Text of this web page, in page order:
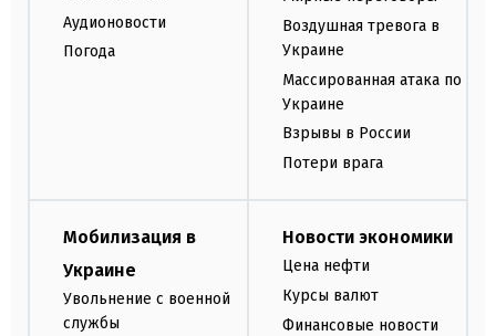
Аудионовости
Погода
Воздушная тревога в
Украине
Массированная атака по
Украине
Взрывы в России
Потери врага
Мобилизация в
Украине
Увольнение с военной
службы
Новости экономики
Цена нефти
Курсы валют
Финансовые новости